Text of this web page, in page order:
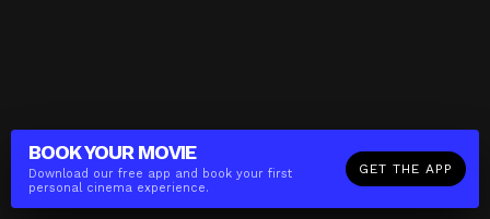
BOOK YOUR MOVIE
Download our free app and book your first
personal cinema experience.
GET THE APP